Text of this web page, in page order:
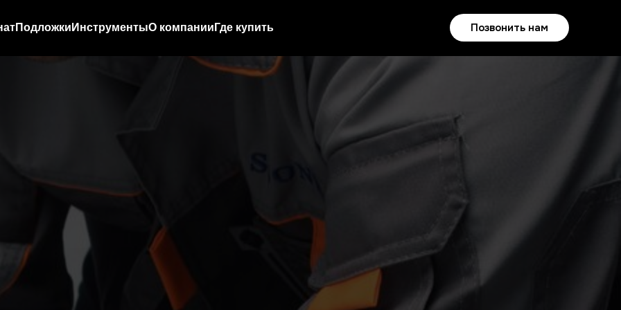
Подложки ИнструментыО компании Где купить Позвонить нам